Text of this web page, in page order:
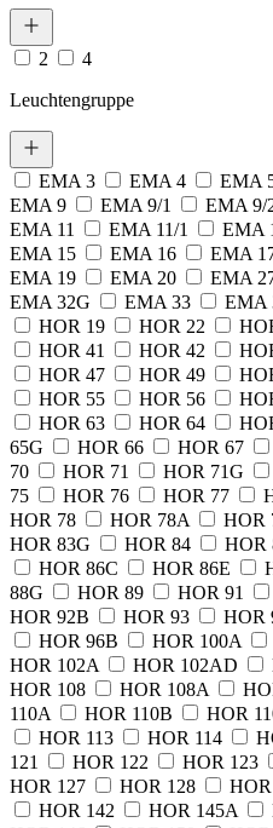
2
4
Leuchtengruppe
EMA 3 EMA 4 EMA
EMA 9
EMA 9/1 EMA 9/
EMA 11
EMA 11/1 EMA
EMA 15
EMA 16 EMA
EMA 19
EMA 20 EMA
EMA 32G
EMA 33 EMA
HOR 19
HOR 22
HOR 41
HOR 42
HOR 47
HOR 49
HOR 55
HOR 56
HOR 63
HOR 64
65G
HOR 66 HOR 67
70
HOR 71 HOR 71G
75
HOR 76 HOR 77
HOR 78
HOR 78A HOR
HOR 83G
HOR 84 HOR
HOR 86C
HOR 86E
88G
HOR 89 HOR 91
HOR 92B
HOR 93 HOR
HOR 96B
HOR 100A
HOR 102A
HOR 102AD
HOR 108
HOR 108A
110A
HOR 110B HOR
HOR 113
HOR 114
121
HOR 122 HOR 123
HOR 127
HOR 128
HOR 142
HOR 145A